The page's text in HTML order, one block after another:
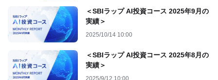
＜SBIラップ AI投資コース 2025年9月の
実績＞
2025/10/14 10:00
＜SBIラップ AI投資コース 2025年8月の
実績＞